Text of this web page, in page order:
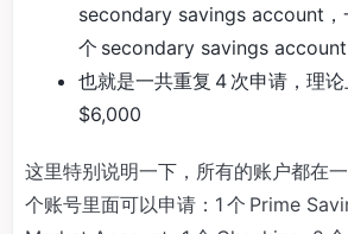
secondary savings account，
个 secondary savings account
也就是一共重复 4 次申请，理
$6,000
这里特别说明一下，所有的账户都在
个账号里面可以申请：1 个 Prime